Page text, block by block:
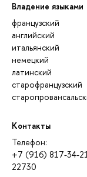
Владение языками
французский
английский
итальянский
немецкий
латинский
старофранцузский
Контакты
Телефон:
+7 (916) 817-34-
22730